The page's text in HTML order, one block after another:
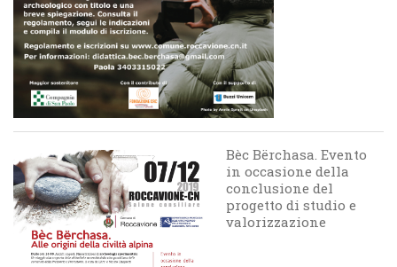
Bèc Bërchasa. Evento
in occasione della
conclusione del
progetto di studio e
valorizzazione